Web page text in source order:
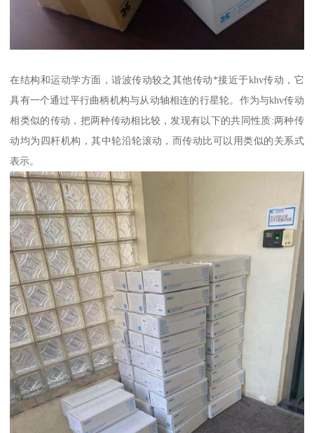
在结构和运动学方面，谐波传动较之其他传动*接近于khv传动，它
具有一个通过平行曲柄机构与从动轴相连的行星轮。作为与khv传动
相类似的传动，把两种传动相比较，发现有以下的共同性质:两种传
动均为四杆机构，其中轮沿轮滚动，而传动比可以用类似的关系式
表示。